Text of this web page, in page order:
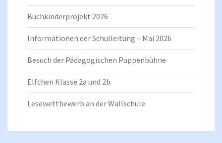
Buchkinderprojekt 2026
Informationen der Schulleitung – Mai 2026
Besuch der Pädagogischen Puppenbühne
Elfchen Klasse 2a und 2b
Lesewettbewerb an der Wallschule